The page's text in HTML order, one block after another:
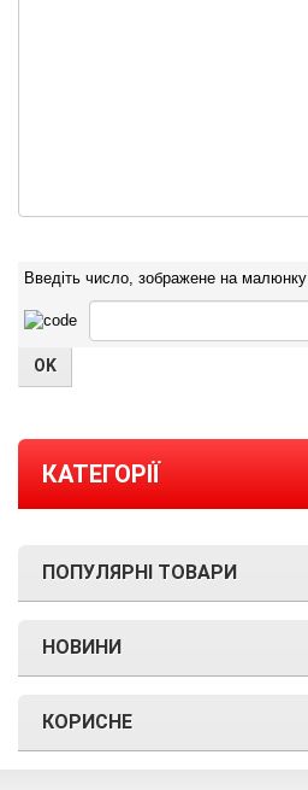
Введіть число, зображене на малюнку
КАТЕГОРІЇ
ПОПУЛЯРНІ ТОВАРИ
НОВИНИ
КОРИСНЕ